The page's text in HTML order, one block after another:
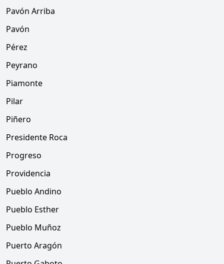
Pavón Arriba
Pavón
Pérez
Peyrano
Piamonte
Pilar
Piñero
Presidente Roca
Progreso
Providencia
Pueblo Andino
Pueblo Esther
Pueblo Muñoz
Puerto Aragón